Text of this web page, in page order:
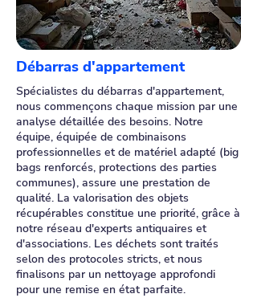
Débarras d'appartement
Spécialistes du débarras d'appartement,
nous commençons chaque mission par une
analyse détaillée des besoins. Notre
équipe, équipée de combinaisons
professionnelles et de matériel adapté (big
bags renforcés, protections des parties
communes), assure une prestation de
qualité. La valorisation des objets
récupérables constitue une priorité, grâce à
notre réseau d'experts antiquaires et
d'associations. Les déchets sont traités
selon des protocoles stricts, et nous
finalisons par un nettoyage approfondi
pour une remise en état parfaite.